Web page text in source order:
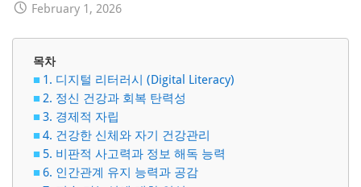
February 1, 2026
목차
1. 디지털 리터러시 (Digital Literacy)
2. 정신 건강과 회복 탄력성
3. 경제적 자립
4. 건강한 신체와 자기 건강관리
5. 비판적 사고력과 정보 해독 능력
6. 인간관계 유지 능력과 공감